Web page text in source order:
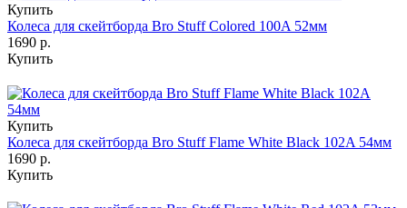
Купить
Колеса для скейтборда Bro Stuff Colored 100A 52мм
1690 р.
Купить
Купить
Колеса для скейтборда Bro Stuff Flame White Black 102A 54мм
1690 р.
Купить